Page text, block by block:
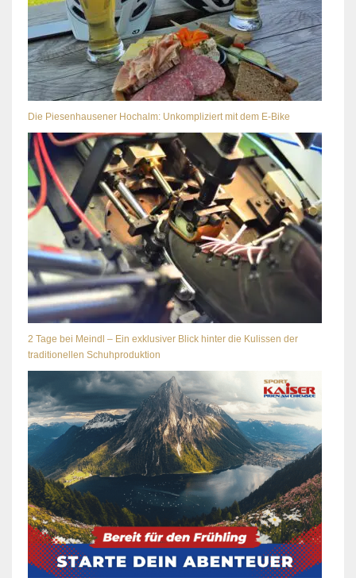
Die Piesenhausener Hochalm: Unkompliziert mit dem E-Bike
2 Tage bei Meindl – Ein exklusiver Blick hinter die Kulissen der
traditionellen Schuhproduktion